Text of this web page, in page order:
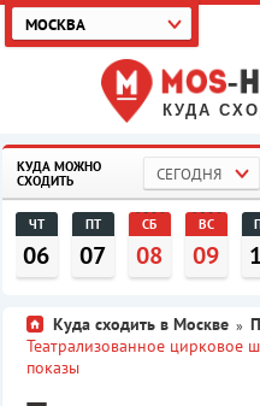
КУДА
МОСКВА
КУДА МОЖНО
СХОДИТЬ
СЕГОДНЯ
ЧТ
06
ПТ
07
СБ
08
ВС
09
Куда сходить в Москве »
Театрализованное цирковое
показы